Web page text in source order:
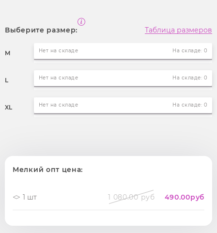
Выберите размер: Таблица размеров
M Нет на складе На складе: 0
L Нет на складе На складе: 0
XL Нет на складе На складе: 0
Мелкий опт цена:
1 шт 1 080.00 руб 490.00руб